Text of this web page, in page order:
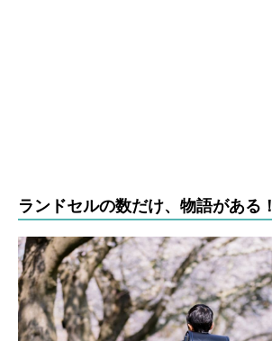
ランドセルの数だけ、物語がある！